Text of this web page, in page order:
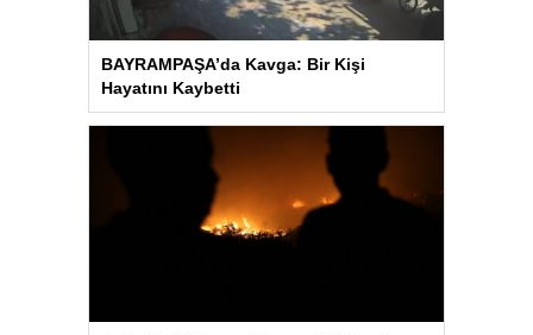
BAYRAMPAŞA’da Kavga: Bir Kişi
Hayatını Kaybetti